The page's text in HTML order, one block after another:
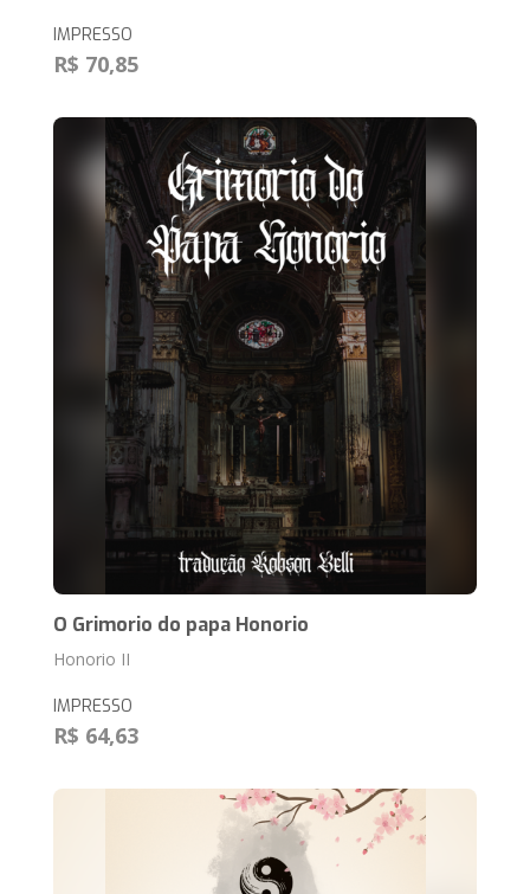
IMPRESSO
R$ 70,85
O Grimorio do papa Honorio
Honorio II
IMPRESSO
R$ 64,63